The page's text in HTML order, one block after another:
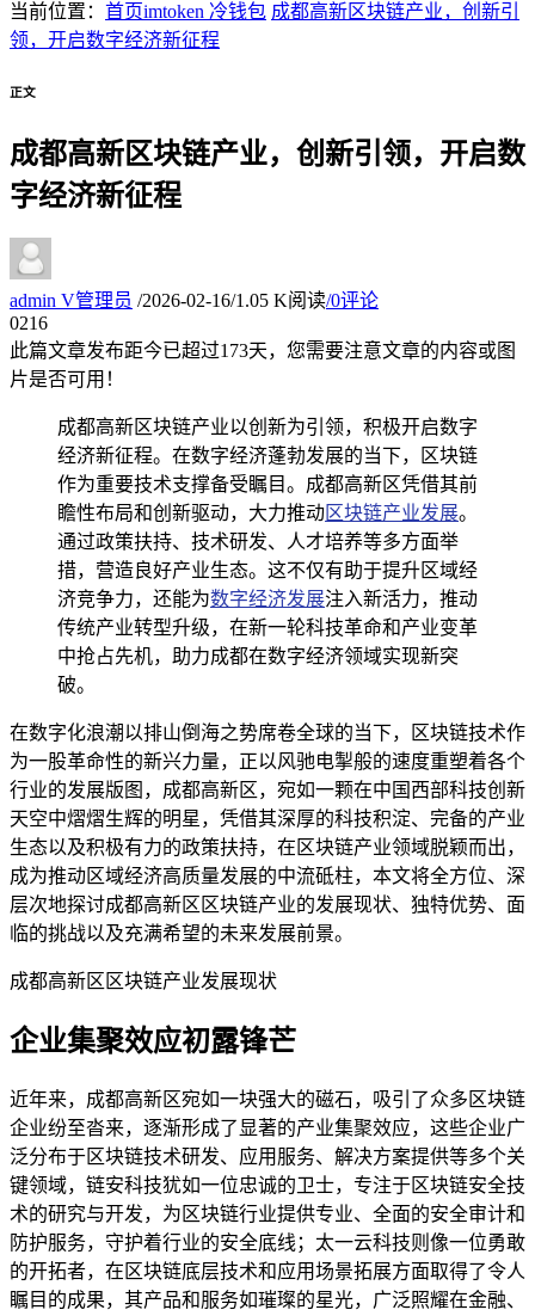
当前位置： 首页imtoken 冷钱包 成都高新区块链产业，创新引
领，开启数字经济新征程
正文
成都高新区块链产业，创新引领，开启数
字经济新征程
admin V管理员 /2026-02-16/1.05 K阅读/0评论
0216
此篇文章发布距今已超过173天，您需要注意文章的内容或图
片是否可用！
成都高新区块链产业以创新为引领，积极开启数字
经济新征程。在数字经济蓬勃发展的当下，区块链
作为重要技术支撑备受瞩目。成都高新区凭借其前
瞻性布局和创新驱动，大力推动区块链产业发展。
通过政策扶持、技术研发、人才培养等多方面举
措，营造良好产业生态。这不仅有助于提升区域经
济竞争力，还能为数字经济发展注入新活力，推动
传统产业转型升级，在新一轮科技革命和产业变革
中抢占先机，助力成都在数字经济领域实现新突
破。
在数字化浪潮以排山倒海之势席卷全球的当下，区块链技术作
为一股革命性的新兴力量，正以风驰电掣般的速度重塑着各个
行业的发展版图，成都高新区，宛如一颗在中国西部科技创新
天空中熠熠生辉的明星，凭借其深厚的科技积淀、完备的产业
生态以及积极有力的政策扶持，在区块链产业领域脱颖而出，
成为推动区域经济高质量发展的中流砥柱，本文将全方位、深
层次地探讨成都高新区区块链产业的发展现状、独特优势、面
临的挑战以及充满希望的未来发展前景。
成都高新区区块链产业发展现状
企业集聚效应初露锋芒
近年来，成都高新区宛如一块强大的磁石，吸引了众多区块链
企业纷至沓来，逐渐形成了显著的产业集聚效应，这些企业广
泛分布于区块链技术研发、应用服务、解决方案提供等多个关
键领域，链安科技犹如一位忠诚的卫士，专注于区块链安全技
术的研究与开发，为区块链行业提供专业、全面的安全审计和
防护服务，守护着行业的安全底线；太一云科技则像一位勇敢
的开拓者，在区块链底层技术和应用场景拓展方面取得了令人
瞩目的成果，其产品和服务如璀璨的星光，广泛照耀在金融、